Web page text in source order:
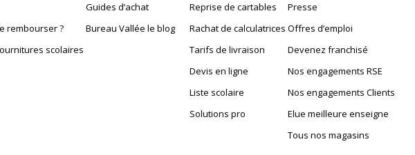
rembourser ?
scolaires
Guides d’achat
Bureau Vallée le blog
Reprise de cartables
Rachat de calculatrices
Tarifs de livraison
Devis en ligne
Liste scolaire
Solutions pro
Presse
Offres d’emploi
Devenez franchisé
Nos engagements RSE
Nos engagements Clients
Elue meilleure enseigne
Tous nos magasins